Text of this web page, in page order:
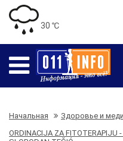
30 ℃
Начальная Здоровье и
ORDINACIJA ZA FITOTERAPIJU